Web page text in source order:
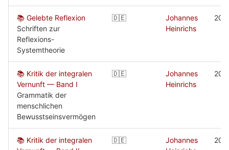
📚 Gelebte Reflexion
Schriften zur
Reflexions-
Systemtheorie
🇩🇪
Johannes
Heinrichs
📚 Kritik der integralen
Vernunft — Band I
Grammatik der
menschlichen
Bewusstseinsvermögen
🇩🇪
Johannes
Heinrichs
📚 Kritik der integralen
🇩🇪
Johannes